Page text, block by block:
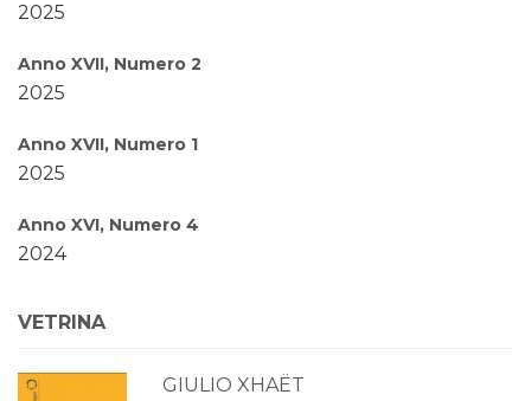
2025
Anno XVII, Numero 2
2025
Anno XVII, Numero 1
2025
Anno XVI, Numero 4
2024
2024
Anno XVI, Numero 2
VETRINA
GIULIO XHAËT